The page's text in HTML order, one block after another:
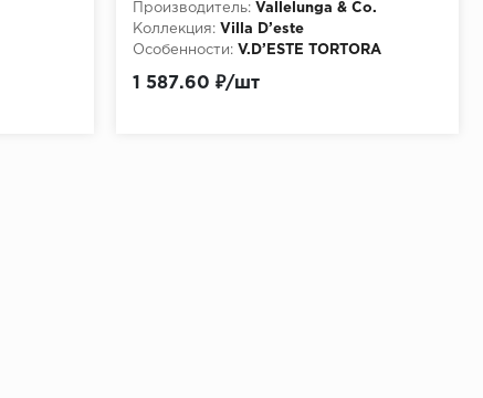
Производитель: Vallelunga & Co.
Коллекция: Villa D’este
Особенности: V.D’ESTE TORTORA
1 587.60 ₽/шт